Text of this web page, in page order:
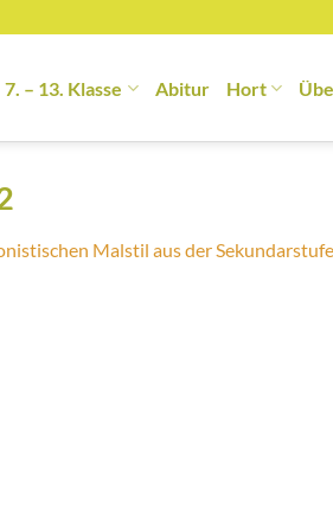
7. – 13. Klasse Abitur Hort
Malstil aus der Sekundarstufe